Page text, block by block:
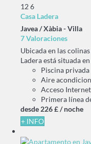
126
Casa Ladera
Javea / Xàbia -Villa
7 Valoraciones
Ubicada en las
Ladera está situada
Piscina privada
Aire
Acceso Internet
Primera línea
desde 226 £/ noche
+ INFO